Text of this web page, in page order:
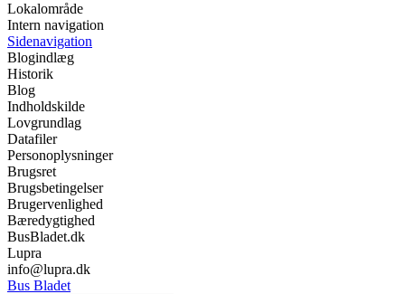
Lokalområde
Intern navigation
Sidenavigation
Blogindlæg
Historik
Blog
Indholdskilde
Lovgrundlag
Datafiler
Personoplysninger
Brugsret
Brugsbetingelser
Brugervenlighed
Bæredygtighed
BusBladet.dk
Lupra
info@lupra.dk
Bus Bladet